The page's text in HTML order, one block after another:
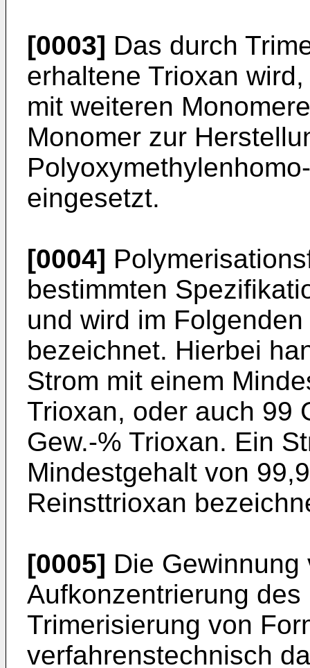
[0003] Das durch
erhaltene Trioxan
mit weiteren
Monomer zur
eingesetzt.
[0004]
bestimmten
und wird im
bezeichnet. Hierbei
Strom mit einem
Trioxan, oder auch 99
Gew.-% Trioxan. Ein
Mindestgehalt von
Reinsttrioxan
[0005] Die
Aufkonzentrierung
Trimerisierung von
verfahrenstechnisch